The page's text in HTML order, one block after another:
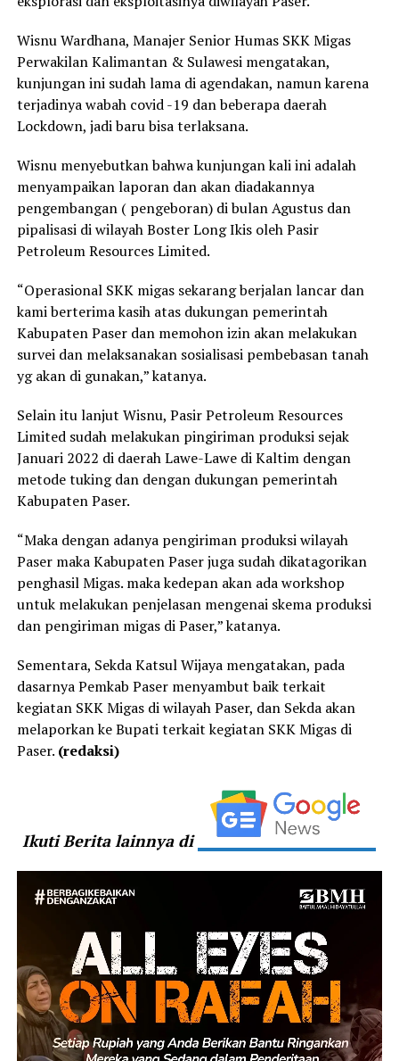
Wisnu Wardhana, Manajer Senior Humas SKK Migas
Perwakilan Kalimantan & Sulawesi mengatakan,
kunjungan ini sudah lama di agendakan, namun karena
terjadinya wabah covid -19 dan beberapa daerah
Lockdown, jadi baru bisa terlaksana.
Wisnu menyebutkan bahwa kunjungan kali ini adalah
menyampaikan laporan dan akan diadakannya
pengembangan ( pengeboran) di bulan Agustus dan
pipalisasi di wilayah Boster Long Ikis oleh Pasir
Petroleum Resources Limited.
“Operasional SKK migas sekarang berjalan lancar dan
kami berterima kasih atas dukungan pemerintah
Kabupaten Paser dan memohon izin akan melakukan
survei dan melaksanakan sosialisasi pembebasan tanah
yg akan di gunakan,” katanya.
Selain itu lanjut Wisnu, Pasir Petroleum Resources
Limited sudah melakukan pingiriman produksi sejak
Januari 2022 di daerah Lawe-Lawe di Kaltim dengan
metode tuking dan dengan dukungan pemerintah
Kabupaten Paser.
“Maka dengan adanya pengiriman produksi wilayah
Paser maka Kabupaten Paser juga sudah dikatagorikan
penghasil Migas. maka kedepan akan ada workshop
untuk melakukan penjelasan mengenai skema produksi
dan pengiriman migas di Paser,” katanya.
Sementara, Sekda Katsul Wijaya mengatakan, pada
dasarnya Pemkab Paser menyambut baik terkait
kegiatan SKK Migas di wilayah Paser, dan Sekda akan
melaporkan ke Bupati terkait kegiatan SKK Migas di
Paser. (redaksi)
Ikuti Berita lainnya di